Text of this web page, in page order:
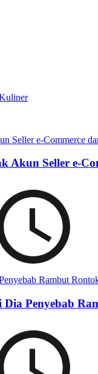
Akun Seller e-
Penyebab